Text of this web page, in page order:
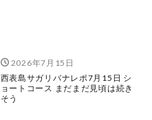
2026年7月15日
西表島サガリバナレポ7月15日 シ
ョートコース まだまだ見頃は続き
そう